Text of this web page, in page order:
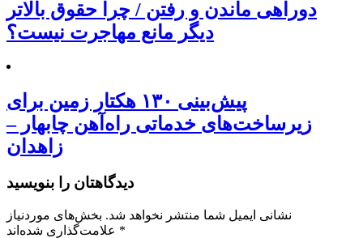
دوراهی ماندن و رفتن / چرا حقوق بالاتر
دیگر مانع مهاجرت نیست؟
پیش‌بینی ۱۳۰ هکتار زمین برای
زیرساخت‌های خدماتی راه‌آهن چابهار –
زاهدان
دیدگاهتان را بنویسید
نشانی ایمیل شما منتشر نخواهد شد. بخش‌های موردنیاز
*